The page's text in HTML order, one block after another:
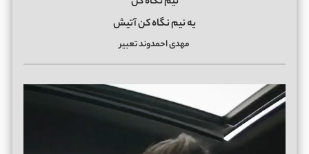
یه نیم نگاه کن آتیش
مهدی احمدوند تعبیر